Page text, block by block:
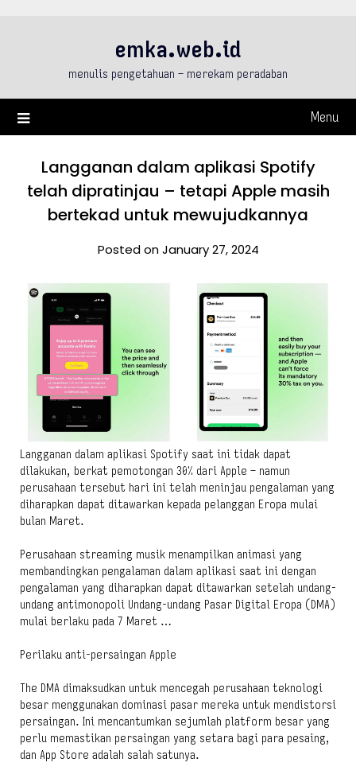
emka.web.id
menulis pengetahuan – merekam peradaban
Menu
Langganan dalam aplikasi Spotify
telah dipratinjau – tetapi Apple masih
bertekad untuk mewujudkannya
Posted on January 27, 2024
Langganan dalam aplikasi Spotify saat ini tidak dapat
dilakukan, berkat pemotongan 30% dari Apple – namun
perusahaan tersebut hari ini telah meninjau pengalaman yang
diharapkan dapat ditawarkan kepada pelanggan Eropa mulai
bulan Maret.
Perusahaan streaming musik menampilkan animasi yang
membandingkan pengalaman dalam aplikasi saat ini dengan
pengalaman yang diharapkan dapat ditawarkan setelah undang-
undang antimonopoli Undang-undang Pasar Digital Eropa (DMA)
mulai berlaku pada 7 Maret …
Perilaku anti-persaingan Apple
The DMA dimaksudkan untuk mencegah perusahaan teknologi
besar menggunakan dominasi pasar mereka untuk mendistorsi
persaingan. Ini mencantumkan sejumlah platform besar yang
perlu memastikan persaingan yang setara bagi para pesaing,
dan App Store adalah salah satunya.